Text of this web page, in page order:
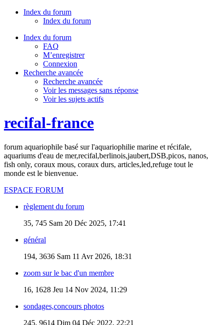
Index du forum
Index du forum
Index du forum
FAQ
M’enregistrer
Connexion
Recherche avancée
Recherche avancée
Voir les messages sans réponse
Voir les sujets actifs
recifal-france
forum aquariophile basé sur l'aquariophilie marine et récifale,
aquariums d'eau de mer,recifal,berlinois,jaubert,DSB,picos, nanos,
fish only, coraux mous, coraux durs, articles,led,refuge tout le
monde est le bienvenue.
ESPACE FORUM
règlement du forum
35, 745 Sam 20 Déc 2025, 17:41
général
194, 3636 Sam 11 Avr 2026, 18:31
zoom sur le bac d'un membre
16, 1628 Jeu 14 Nov 2024, 11:29
sondages,concours photos
245, 9614 Dim 04 Déc 2022, 22:21